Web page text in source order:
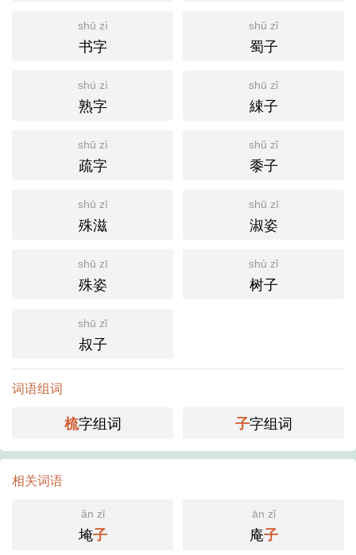
shū zì
书字
shǔ zǐ
蜀子
shú zì
熟字
shū zǐ
綀子
shū zì
疏字
shǔ zǐ
黍子
shū zī
殊滋
shū zī
淑姿
shū zī
殊姿
shù zǐ
树子
shū zǐ
叔子
词语组词
梳字组词 子字组词
相关词语
ǎn zǐ
埯子
ān zǐ
庵子